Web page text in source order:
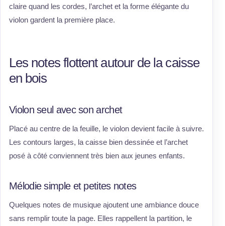
claire quand les cordes, l’archet et la forme élégante du
violon gardent la première place.
Les notes flottent autour de la caisse
en bois
Violon seul avec son archet
Placé au centre de la feuille, le violon devient facile à suivre.
Les contours larges, la caisse bien dessinée et l’archet
posé à côté conviennent très bien aux jeunes enfants.
Mélodie simple et petites notes
Quelques notes de musique ajoutent une ambiance douce
sans remplir toute la page. Elles rappellent la partition, le